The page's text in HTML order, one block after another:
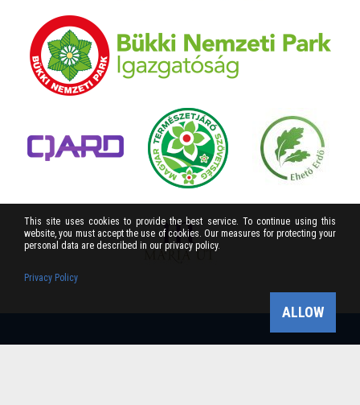
This site uses cookies to provide the best service. To continue using this
website, you must accept the use of cookies. Our measures for protecting your
personal data are described in our privacy policy.
Privacy Policy
ALLOW